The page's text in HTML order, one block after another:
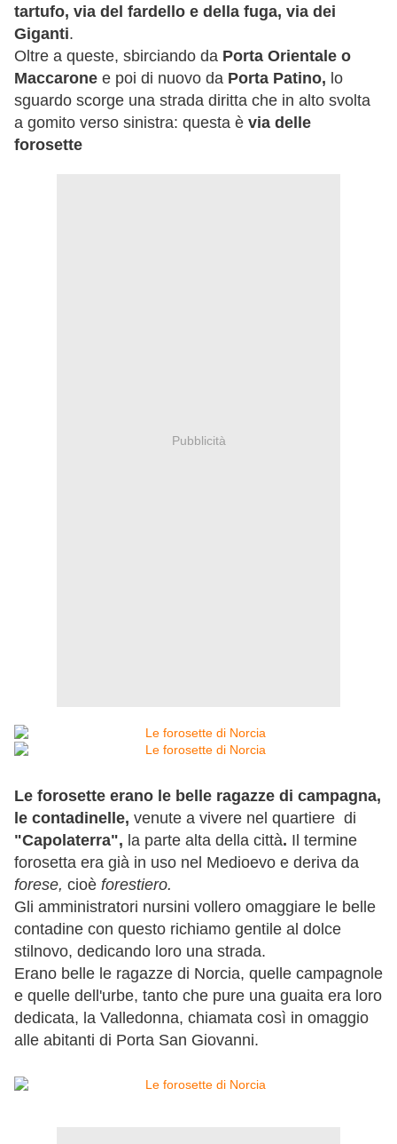
tartufo, via del fardello e della fuga, via dei
Giganti.
Oltre a queste, sbirciando da Porta Orientale o
Maccarone e poi di nuovo da Porta Patino, lo
sguardo scorge una strada diritta che in alto svolta
a gomito verso sinistra: questa è via delle
forosette
Pubblicità
Le forosette erano le belle ragazze di campagna,
le contadinelle, venute a vivere nel quartiere di
"Capolaterra", la parte alta della città. Il termine
forosetta era già in uso nel Medioevo e deriva da
forese, cioè forestiero.
Gli amministratori nursini vollero omaggiare le belle
contadine con questo richiamo gentile al dolce
stilnovo, dedicando loro una strada.
Erano belle le ragazze di Norcia, quelle campagnole
e quelle dell'urbe, tanto che pure una guaita era loro
dedicata, la Valledonna, chiamata così in omaggio
alle abitanti di Porta San Giovanni.